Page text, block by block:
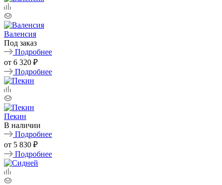
Валенсия
Под заказ
Подробнее
от 6 320 ₽
Подробнее
Пекин
В наличии
Подробнее
от 5 830 ₽
Подробнее